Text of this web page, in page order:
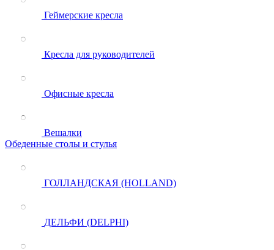
Геймерские кресла
Кресла для руководителей
Офисные кресла
Вешалки
Обеденные столы и стулья
ГОЛЛАНДСКАЯ (HOLLAND)
ДЕЛЬФИ (DELPHI)